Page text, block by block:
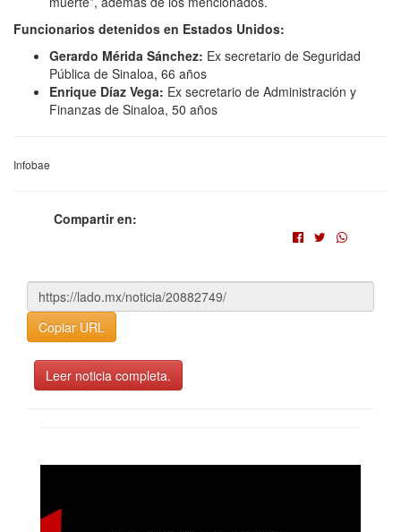
Funcionarios detenidos en Estados Unidos:
Gerardo Mérida Sánchez: Ex secretario de Seguridad
Pública de Sinaloa, 66 años
Enrique Díaz Vega: Ex secretario de Administración y
Finanzas de Sinaloa, 50 años
Infobae
Compartir en:
Copiar URL
Leer noticia completa.